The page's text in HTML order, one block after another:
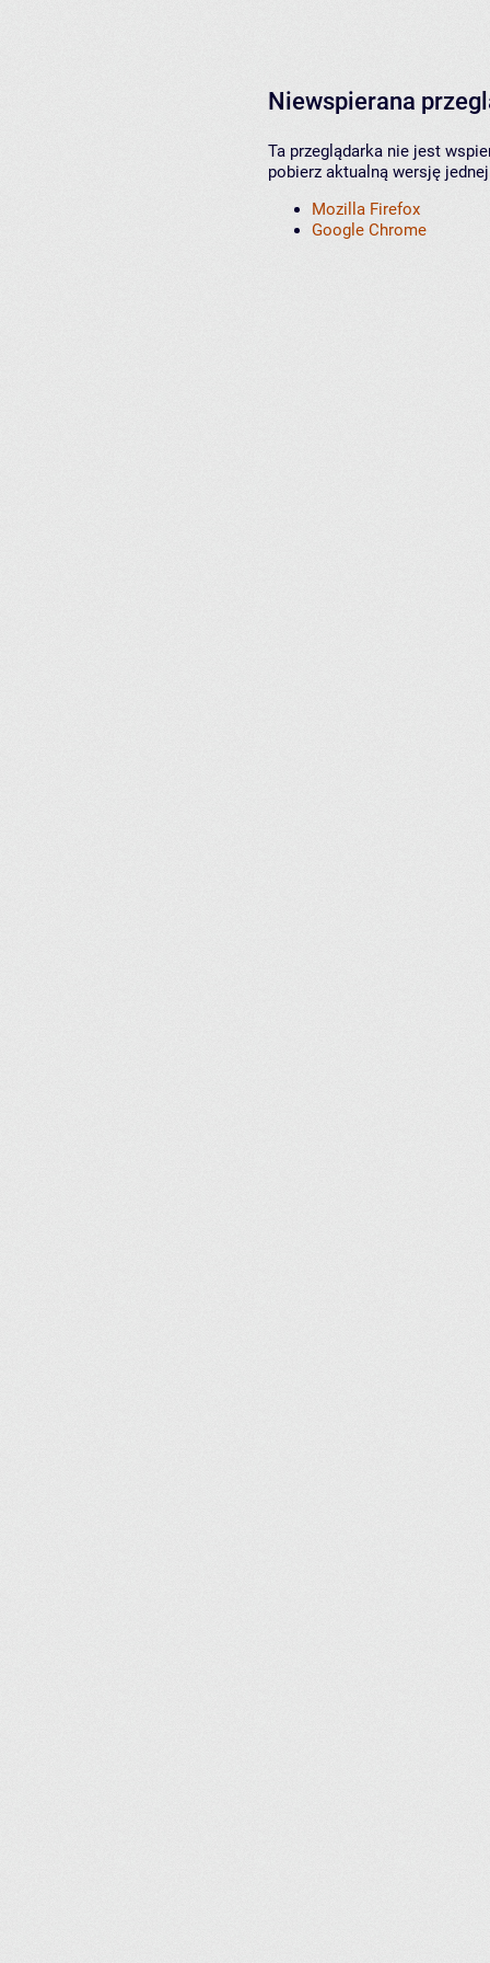
Niewspierana
Ta przeglądarka nie jest
pobierz aktualną wersję
Mozilla Firefox
Google Chrome